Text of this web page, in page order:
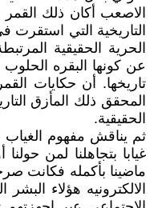
الاصعب أكان ذلك القمر
التاريخية التي
الحرية الحقيقية
عن كونها البقره
تاريخها. أن حكايات
المحقق ذلك المأزق
الحقيقية.
ثم يناقش مفهوم الغياب
غيابا بتجاهلنا لمن
ماضينا بأكمله فكانت
الالكترونيه هؤلاء